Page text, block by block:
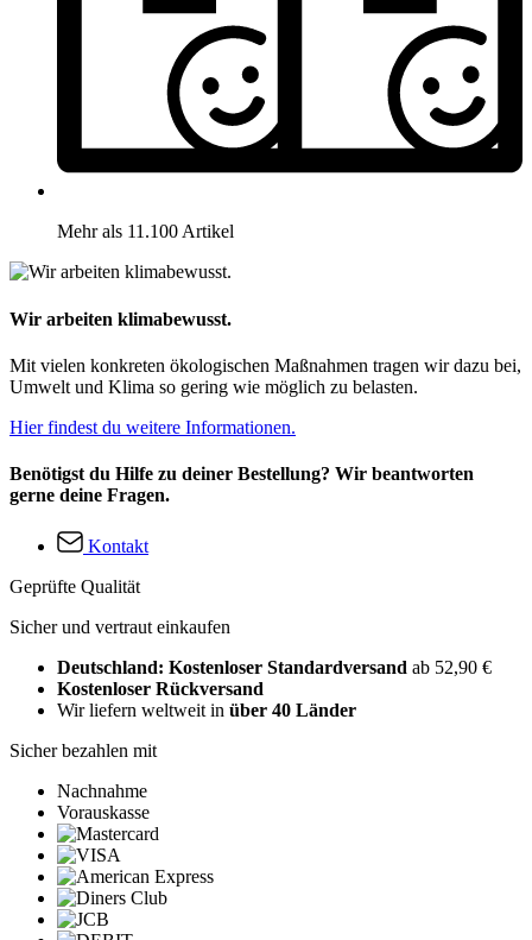
Mehr als 11.100 Artikel
Wir arbeiten klimabewusst.
Mit vielen konkreten ökologischen Maßnahmen tragen wir dazu bei,
Umwelt und Klima so gering wie möglich zu belasten.
Hier findest du weitere Informationen.
Benötigst du Hilfe zu deiner Bestellung? Wir beantworten
gerne deine Fragen.
Kontakt
Geprüfte Qualität
Sicher und vertraut einkaufen
Deutschland: Kostenloser Standardversand ab 52,90 €
Kostenloser Rückversand
Wir liefern weltweit in über 40 Länder
Sicher bezahlen mit
Nachnahme
Vorauskasse